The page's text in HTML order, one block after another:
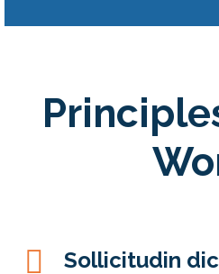
Sollicitudin